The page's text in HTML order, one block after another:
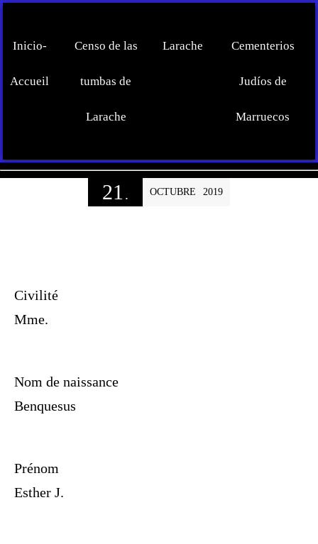
Inicio-
Accueil
Censo de las
tumbas de
Larache
Larache Cementerios
Judíos de
Marruecos
21 . OCTUBRE 2019
Civilité
Mme.
Nom de naissance
Benquesus
Prénom
Esther J.